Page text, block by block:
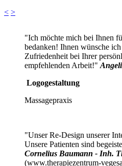
< >
"Ich möchte mich bei Ihnen
bedanken! Ihnen wünsche
Zufriedenheit bei Ihrer
empfehlenden Arbeit!"
Logogestaltung
Massagepraxis
"Unser Re-Design unserer
Unsere Patienten sind
Cornelius Baumann - Inh.
(www.therapiezentrum-